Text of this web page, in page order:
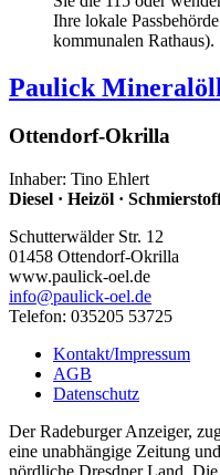
Ihre lokale
kommunalen Rathaus).
Paulick
Ottendorf-Okrilla
Inhaber: Tino Ehlert
Diesel · Heizöl ·
Schutterwälder Str. 12
01458 Ottendorf-Okrilla
www.paulick-oel.de
info@paulick-oel.de
Telefon: 035205 53725
Kontakt/Impressum
AGB
Datenschutz
Der Radeburger Anzeiger,
eine unabhängige Zeitung